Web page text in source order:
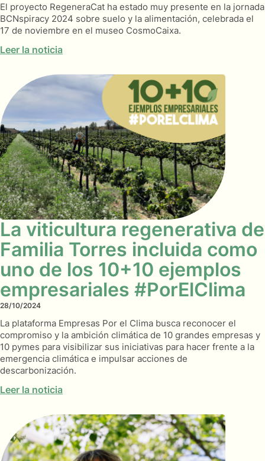
El proyecto RegeneraCat ha estado muy presente en la jornada
BCNspiracy 2024 sobre suelo y la alimentación, celebrada el
17 de noviembre en el museo CosmoCaixa.
Leer la noticia
La viticultura regenerativa de
Familia Torres incluida como
uno de los 10+10 ejemplos
empresariales #PorElClima
28/10/2024
La plataforma Empresas Por el Clima busca reconocer el
compromiso y la ambición climática de 10 grandes empresas y
10 pymes para visibilizar sus iniciativas para hacer frente a la
emergencia climática e impulsar acciones de
descarbonización.
Leer la noticia